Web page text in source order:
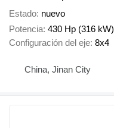
Estado nuevo
Potencia 430 Hp (316 kW)
Configuración del eje 8x4
China, Jinan City